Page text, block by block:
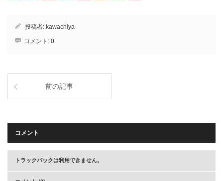
投稿者: kawachiya
コメント: 0
前の記事
コメント
トラックバックは利用できません。